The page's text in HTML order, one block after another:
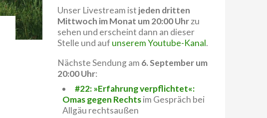
Unser Livestream ist jeden dritten
Mittwoch im Monat um 20:00 Uhrzu
sehen und erscheint dann an dieser
Stelle und auf unserem Youtube-Kanal.
Nächste Sendung am 6. September um
20:00 Uhr:
#22: »Erfahrung verpflichtet«:
Omas gegen Rechtsim Gespräch bei
Allgäu rechtsaußen